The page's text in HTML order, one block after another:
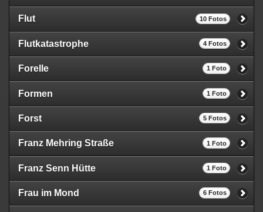
Flut 10 Fotos
Flutkatastrophe 4 Fotos
Forelle 1 Foto
Formen 1 Foto
Forst 5 Fotos
Franz Mehring Straße 1 Foto
Franz Senn Hütte 1 Foto
Frau im Mond 6 Fotos